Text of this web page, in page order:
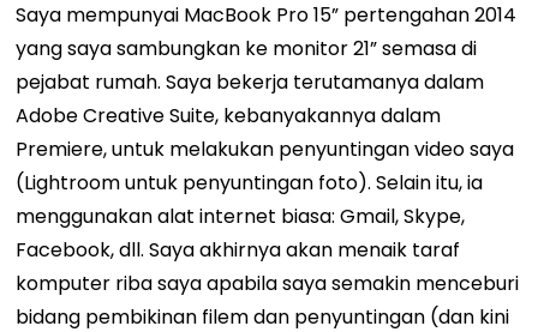
Saya mempunyai MacBook Pro 15” pertengahan 2014
yang saya sambungkan ke monitor 21” semasa di
pejabat rumah. Saya bekerja terutamanya dalam
Adobe Creative Suite, kebanyakannya dalam
Premiere, untuk melakukan penyuntingan video saya
(Lightroom untuk penyuntingan foto). Selain itu, ia
menggunakan alat internet biasa: Gmail, Skype,
Facebook, dll. Saya akhirnya akan menaik taraf
komputer riba saya apabila saya semakin menceburi
bidang pembikinan filem dan penyuntingan (dan kini